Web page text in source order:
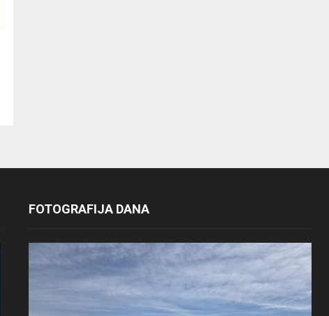
FOTOGRAFIJA DANA